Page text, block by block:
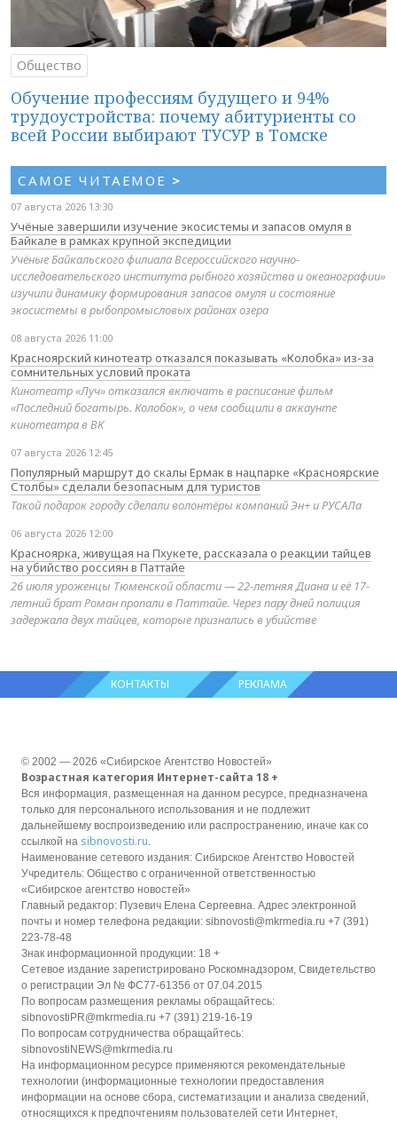
Общество
Обучение профессиям будущего и 94%
трудоустройства: почему абитуриенты со
всей России выбирают ТУСУР в Томске
САМОЕ ЧИТАЕМОЕ >
07 августа 2026 13:30
Учёные завершили изучение экосистемы и запасов омуля в
Байкале в рамках крупной экспедиции
Учёные Байкальского филиала Всероссийского научно-
исследовательского института рыбного хозяйства и океанографии»
изучили динамику формирования запасов омуля и состояние
экосистемы в рыбопромысловых районах озера
08 августа 2026 11:00
Красноярский кинотеатр отказался показывать «Колобка» из-за
сомнительных условий проката
Кинотеатр «Луч» отказался включать в расписание фильм
«Последний богатырь. Колобок», о чем сообщили в аккаунте
кинотеатра в ВК
07 августа 2026 12:45
Популярный маршрут до скалы Ермак в нацпарке «Красноярские
Столбы» сделали безопасным для туристов
Такой подарок городу сделали волонтёры компаний Эн+ и РУСАЛа
06 августа 2026 12:00
Красноярка, живущая на Пхукете, рассказала о реакции тайцев
на убийство россиян в Паттайе
26 июля уроженцы Тюменской области — 22-летняя Диана и её 17-
летний брат Роман пропали в Паттайе. Через пару дней полиция
задержала двух тайцев, которые признались в убийстве
КОНТАКТЫ РЕКЛАМА
© 2002 — 2026 «Сибирское Агентство Новостей»
Возрастная категория Интернет-сайта 18 +
Вся информация, размещенная на данном ресурсе, предназначена
только для персонального использования и не подлежит
дальнейшему воспроизведению или распространению, иначе как со
ссылкой на sibnovosti.ru.
Наименование сетевого издания: Сибирское Агентство Новостей
Учредитель: Общество с ограниченной ответственностью
«Сибирское агентство новостей»
Главный редактор: Пузевич Елена Сергеевна. Адрес электронной
почты и номер телефона редакции: sibnovosti@mkrmedia.ru +7 (391)
223-78-48
Знак информационной продукции: 18 +
Сетевое издание зарегистрировано Роскомнадзором, Свидетельство
о регистрации Эл № ФС77-61356 от 07.04.2015
По вопросам размещения рекламы обращайтесь:
sibnovostiPR@mkrmedia.ru +7 (391) 219-16-19
По вопросам сотрудничества обращайтесь:
sibnovostiNEWS@mkrmedia.ru
На информационном ресурсе применяются рекомендательные
технологии (информационные технологии предоставления
информации на основе сбора, систематизации и анализа сведений,
относящихся к предпочтениям пользователей сети Интернет,